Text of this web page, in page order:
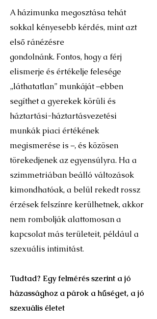
A házimunka megosztása tehát
sokkal kényesebb kérdés, mint azt
első ránézésre
gondolnánk. Fontos, hogy a férj
elismerje és értékelje felesége
„láthatatlan” munkáját –ebben
segíthet a gyerekek körüli és
háztartási-háztartásvezetési
munkák piaci értékének
megismerése is –, és közösen
törekedjenek az egyensúlyra. Ha a
szimmetriában beálló változások
kimondhatóak, a belül rekedt rossz
érzések felszínre kerülhetnek, akkor
nem rombolják alattomosan a
kapcsolat más területeit, például a
szexuális intimitást.
Tudtad? Egy felmérés szerint a jó
házassághoz a párok a hűséget, a jó
szexuális életet